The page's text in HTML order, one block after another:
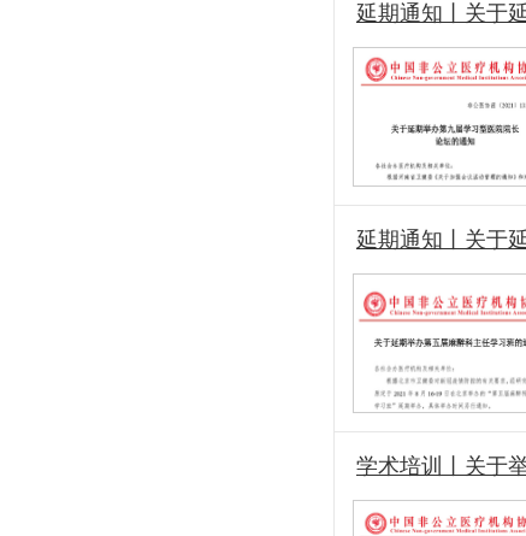
延期通知丨关于
延期通知丨关于
学术培训丨关于